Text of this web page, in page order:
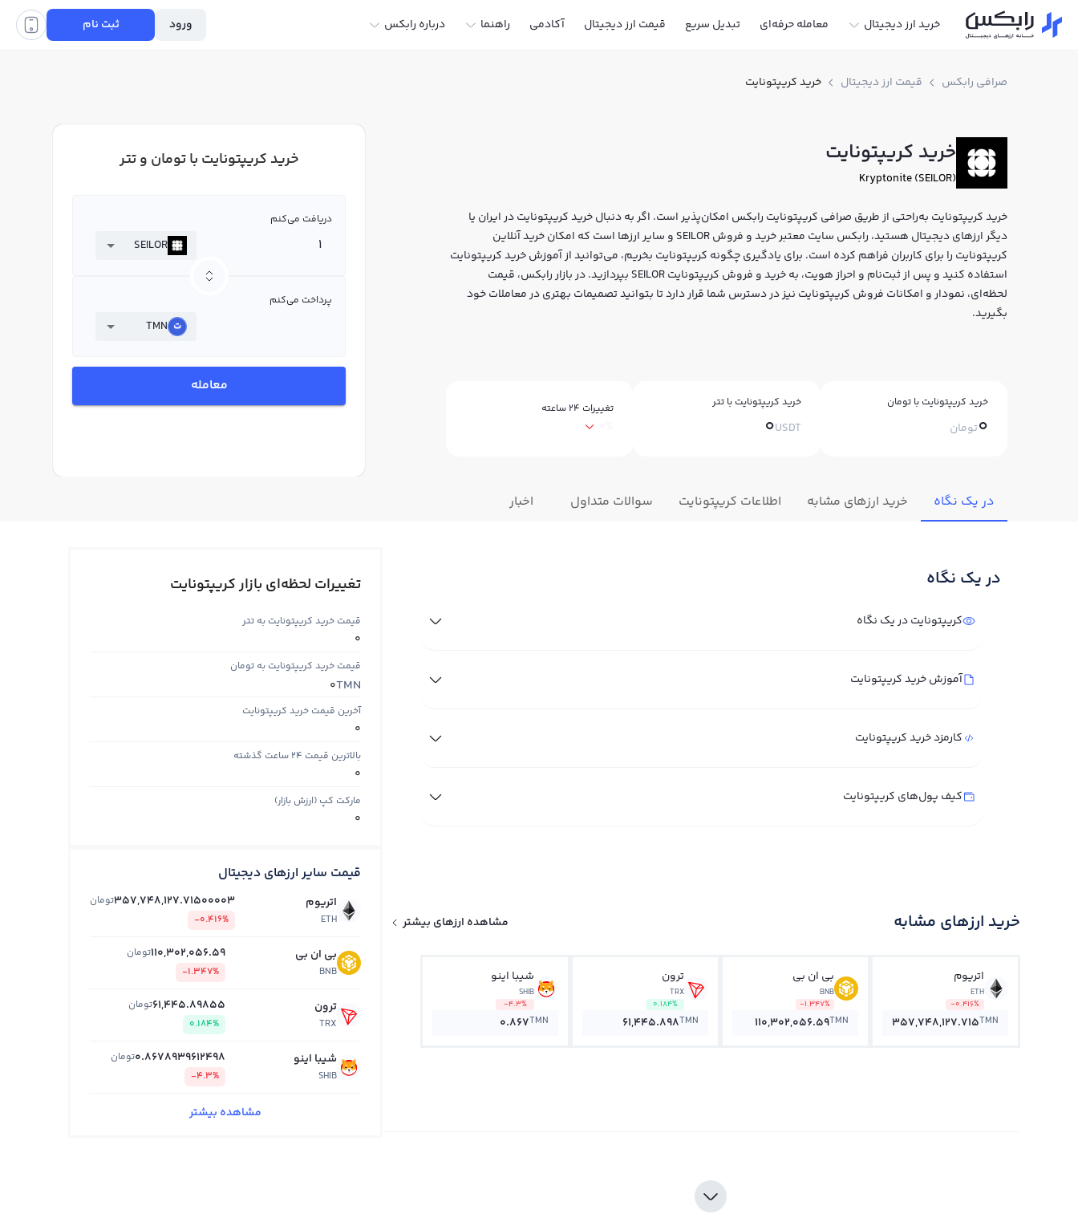
خرید ارز دیجیتال معامله حرفه‌ای تبدیل سریع قیمت ارز دیجیتال آکادمی راهنما درباره رابکس ورود ثبت نام
صرافی رابکس قیمت ارز دیجیتال خرید کریپتونایت
خرید کریپتونایت
Kryptonite (SEILOR)
خرید کریپتونایت به‌راحتی از طریق صرافی کریپتونایت رابکس امکان‌پذیر است. اگر به دنبال خرید کریپتونایت در ایران یا
دیگر ارزهای دیجیتال هستید، رابکس سایت معتبر خرید و فروش SEILOR و سایر ارزها است که امکان خرید آنلاین
کریپتونایت را برای کاربران فراهم کرده است. برای یادگیری چگونه کریپتونایت بخریم، می‌توانید از آموزش خرید کریپتونایت
استفاده کنید و پس از ثبت‌نام و احراز هویت، به خرید و فروش کریپتونایت SEILOR بپردازید. در بازار رابکس، قیمت
لحظه‌ای، نمودار و امکانات فروش کریپتونایت نیز در دسترس شما قرار دارد تا بتوانید تصمیمات بهتری در معاملات خود
بگیرید.
خرید کریپتونایت با تومان
0تومان
خرید کریپتونایت با تتر
0USDT
تغییرات ۲۴ ساعته
خرید کریپتونایت با تومان و تتر
دریافت می‌کنم
SEILOR
پرداخت می‌کنم
TMN
معامله
در یک نگاه خرید ارزهای مشابه اطلاعات کریپتونایت سوالات متداول اخبار
در یک نگاه
کریپتونایت در یک نگاه
آموزش خرید کریپتونایت
کارمزد خرید کریپتونایت
کیف پول‌های کریپتونایت
خرید ارزهای مشابه مشاهده ارزهای بیشتر
اتریوم
ETH
-0.416%
357,748,127.715TMN
بی ان بی
BNB
-1.347%
110,302,056.59TMN
ترون
TRX
0.184%
61,445.898TMN
شیبا اینو
SHIB
-4.3%
0.867TMN
تغییرات لحظه‌ای بازار کریپتونایت
قیمت خرید کریپتونایت به تتر
0
قیمت خرید کریپتونایت به تومان
TMN
0
آخرین قیمت خرید کریپتونایت
0
بالاترین قیمت ۲۴ ساعت گذشته
0
مارکت کپ (ارزش بازار)
0
قیمت سایر ارزهای دیجیتال
اتریوم
ETH
357,748,127.71500003تومان
-0.416%
بی ان بی
BNB
110,302,056.59تومان
-1.347%
ترون
TRX
61,445.89855تومان
0.184%
شیبا اینو
SHIB
0.8678939612498تومان
-4.3%
مشاهده بیشتر